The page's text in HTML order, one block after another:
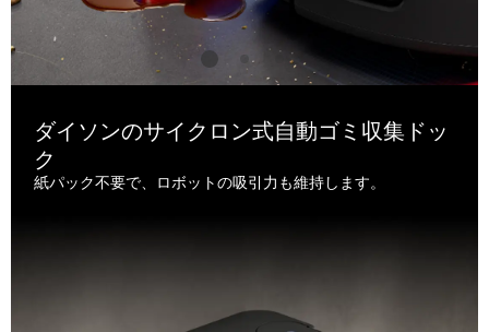
ダイソンのサイクロン式自動ゴミ収集ドッ
ク
紙パック不要で、ロボットの吸引力も維持します。